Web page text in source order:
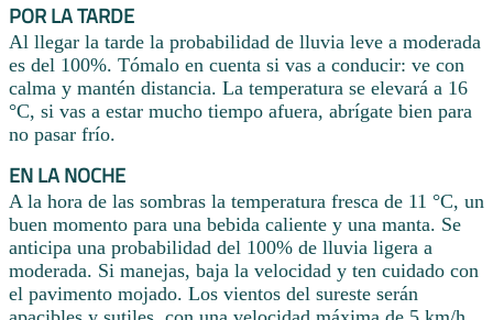
POR LA TARDE
Al llegar la tarde la probabilidad de lluvia leve a moderada
es del 100%. Tómalo en cuenta si vas a conducir: ve con
calma y mantén distancia. La temperatura se elevará a 16
°C, si vas a estar mucho tiempo afuera, abrígate bien para
no pasar frío.
EN LA NOCHE
A la hora de las sombras la temperatura fresca de 11 °C, un
buen momento para una bebida caliente y una manta. Se
anticipa una probabilidad del 100% de lluvia ligera a
moderada. Si manejas, baja la velocidad y ten cuidado con
el pavimento mojado. Los vientos del sureste serán